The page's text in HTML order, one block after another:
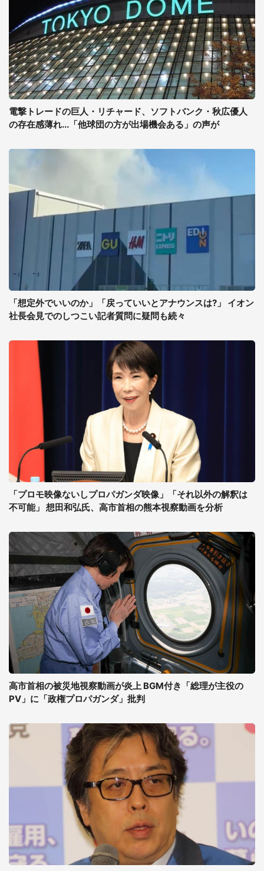
電撃トレードの巨人・リチャード、ソフトバンク・秋広優人
の存在感薄れ...「他球団の方が出場機会ある」の声が
「想定外でいいのか」「戻っていいとアナウンスは?」 イオン
社長会見でのしつこい記者質問に疑問も続々
「プロモ映像ないしプロパガンダ映像」「それ以外の解釈は
不可能」 想田和弘氏、高市首相の熊本視察動画を分析
高市首相の被災地視察動画が炎上 BGM付き「総理が主役の
PV」に「政権プロパガンダ」批判